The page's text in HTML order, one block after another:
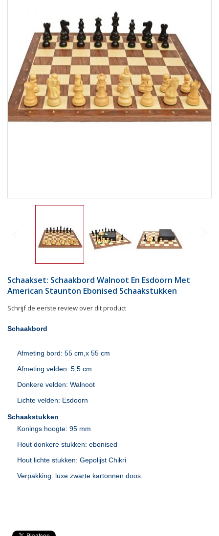
Schaakset: Schaakbord Walnoot En Esdoorn Met
American Staunton Ebonised Schaakstukken
Schrijf de eerste review over dit product
Schaakbord
Afmeting bord: 55 cm,x 55 cm
Afmeting velden: 5,5 cm
Donkere velden: Walnoot
Lichte velden: Esdoorn
Schaakstukken
Konings hoogte: 95 mm
Hout donkere stukken: ebonised
Hout lichte stukken: Gepolijst Chikri
Verpakking: luxe zwarte kartonnen doos.